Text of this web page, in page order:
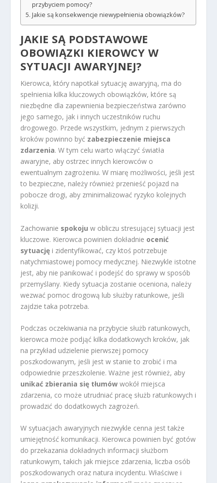
przybyciem pomocy?
Jakie są konsekwencje niewypełnienia obowiązków?
JAKIE SĄ PODSTAWOWE
OBOWIĄZKI KIEROWCY W
SYTUACJI AWARYJNEJ?
Kierowca, który napotkał sytuację awaryjną, ma do
spełnienia kilka kluczowych obowiązków, które są
niezbędne dla zapewnienia bezpieczeństwa zarówno
jego samego, jak i innych uczestników ruchu
drogowego. Przede wszystkim, jednym z pierwszych
kroków powinno być zabezpieczenie miejsca
zdarzenia. W tym celu warto włączyć światła
awaryjne, aby ostrzec innych kierowców o
ewentualnym zagrożeniu. W miarę możliwości, jeśli jest
to bezpieczne, należy również przenieść pojazd na
pobocze drogi, aby zminimalizować ryzyko kolejnych
kolizji.
Zachowanie spokoju w obliczu stresującej sytuacji jest
kluczowe. Kierowca powinien dokładnie ocenić
sytuację i zidentyfikować, czy ktoś potrzebuje
natychmiastowej pomocy medycznej. Niezwykle istotne
jest, aby nie panikować i podejść do sprawy w sposób
przemyślany. Kiedy sytuacja zostanie oceniona, należy
wezwać pomoc drogową lub służby ratunkowe, jeśli
zajdzie taka potrzeba.
Podczas oczekiwania na przybycie służb ratunkowych,
kierowca może podjąć kilka dodatkowych kroków, jak
na przykład udzielenie pierwszej pomocy
poszkodowanym, jeśli jest w stanie to zrobić i ma
odpowiednie przeszkolenie. Ważne jest również, aby
unikać zbierania się tłumów wokół miejsca
zdarzenia, co może utrudniać pracę służb ratunkowych i
prowadzić do dodatkowych zagrożeń.
W sytuacjach awaryjnych niezwykle cenna jest także
umiejętność komunikacji. Kierowca powinien być gotów
do przekazania dokładnych informacji służbom
ratunkowym, takich jak miejsce zdarzenia, liczba osób
poszkodowanych oraz natura incydentu. Właściwe i